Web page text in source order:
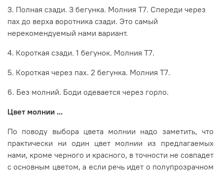
3. Полная сзади. 3 бегунка. Молния Т7. Спереди через
пах до верха воротника сзади. Это самый
нерекомендуемый нами вариант.
4. Короткая сзади. 1 бегунок. Молния Т7.
5. Короткая через пах. 2 бегунка. Молния Т7.
6. Без молний. Боди одевается через горло.
Цвет молнии ...
По поводу выбора цвета молнии надо заметить, что
практически ни один цвет молнии из предлагаемых
нами, кроме черного и красного, в точности не совпадет
с основным цветом, а если речь идет о полупрозрачном